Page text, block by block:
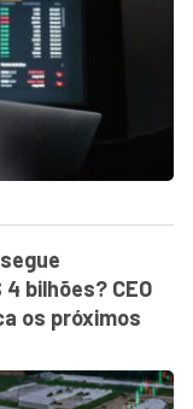
bilhões? CEO
os próximos